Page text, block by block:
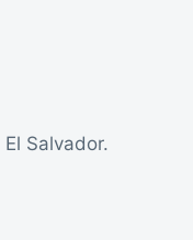
Salvador.